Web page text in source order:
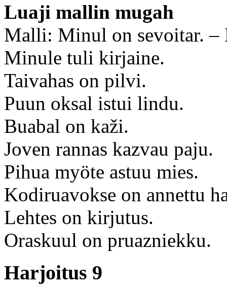
Luaji mallin mugah
Malli: Minul on sevoitar.
Minule tuli kirjaine.
Taivahas on pilvi.
Puun oksal istui lindu.
Buabal on kaži.
Joven rannas kazvau paju.
Pihua myöte astuu mies.
Kodiruavokse on annettu
Lehtes on kirjutus.
Oraskuul on pruazniekku.
Harjoitus 9